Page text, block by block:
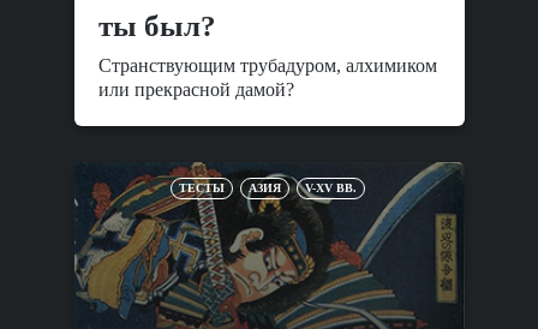
ты был?
Странствующим трубадуром, алхимиком
или прекрасной дамой?
ТЕСТЫ АЗИЯ V-XV ВВ.